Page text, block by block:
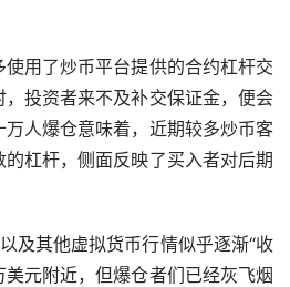
使用了炒币平台提供的合约杠杆交
投资者来不及补交保证金，便会
人爆仓意味着，近期较多炒币客
杠杆，侧面反映了买入者对后期
及其他虚拟货币行情似乎逐渐“收
元附近，但爆仓者们已经灰飞烟